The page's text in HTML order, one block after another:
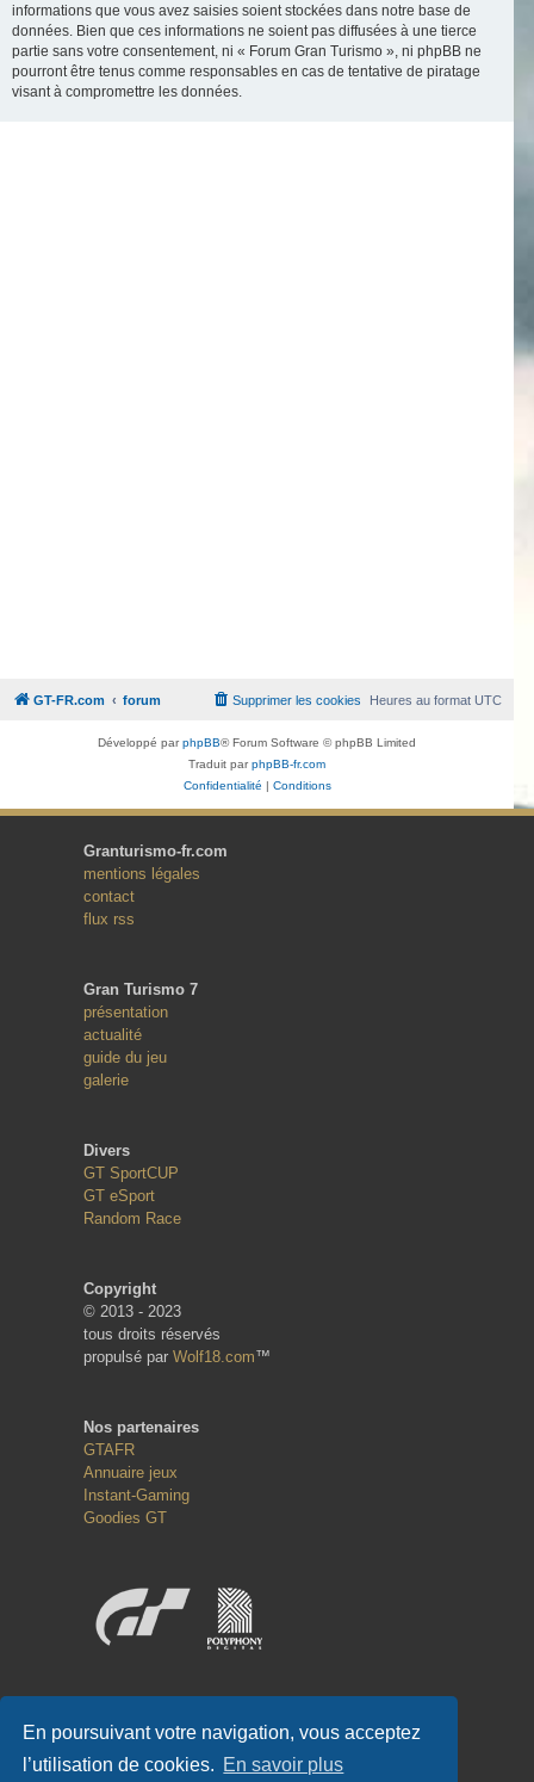
En poursuivant votre navigation, vous acceptez
l’utilisation de cookies. En savoir plus
informations que vous avez saisies soient stockées dans notre base de
données. Bien que ces informations ne soient pas diffusées à une tierce
partie sans votre consentement, ni « Forum Gran Turismo », ni phpBB ne
pourront être tenus comme responsables en cas de tentative de piratage
visant à compromettre les données.
GT-FR.com forum Heures au formatUTC
Supprimer les cookies
Développé parphpBB® Forum Software © phpBB Limited
Traduit parphpBB-fr.com
Confidentialité | Conditions
Granturismo-fr.com
mentions légales
contact
flux rss
Gran Turismo 7
présentation
actualité
guide du jeu
galerie
Divers
GT SportCUP
GT eSport
Random Race
Copyright
© 2013 - 2023
tous droits réservés
propulsé par Wolf18.com™
Nos partenaires
GTAFR
Annuaire jeux
Instant-Gaming
Goodies GT